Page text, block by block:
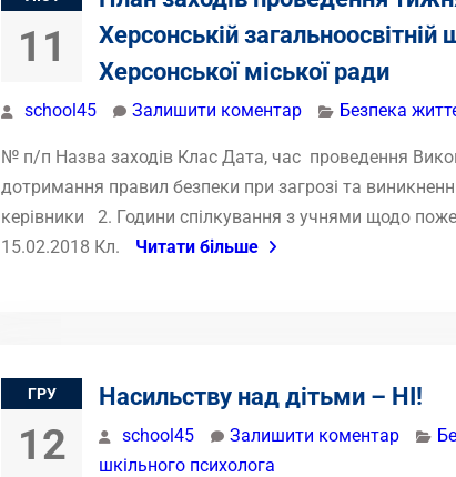
11
Херсонській загальноосвітній
Херсонської міської ради
school45 Залишити коментар Безпека
№ п/п Назва заходів Клас Дата, час проведення
дотримання правил безпеки при загрозі та
керівники 2. Години спілкування з учнями щодо
15.02.2018 Кл.
Читати більше
ГРУ
12
Насильству над дітьми – НІ!
school45 Залишити коментар
шкільного психолога